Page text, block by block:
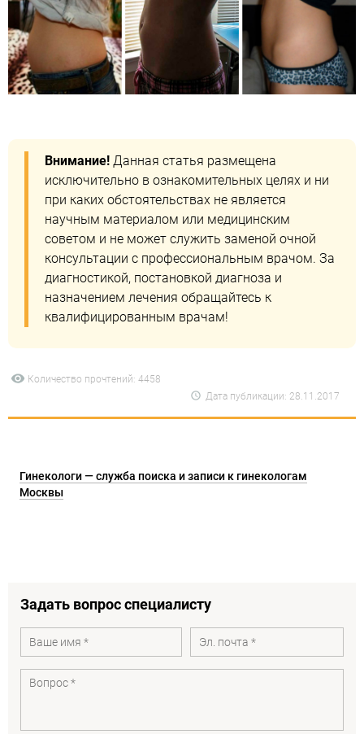
Внимание! Данная статья размещена
исключительно в ознакомительных целях и ни
при каких обстоятельствах не является
научным материалом или медицинским
советом и не может служить заменой очной
консультации с профессиональным врачом. За
диагностикой, постановкой диагноза и
назначением лечения обращайтесь к
квалифицированным врачам!
Количество прочтений: 4458
Дата публикации: 28.11.2017
Гинекологи — служба поиска и записи к гинекологам
Москвы
Задать вопрос специалисту